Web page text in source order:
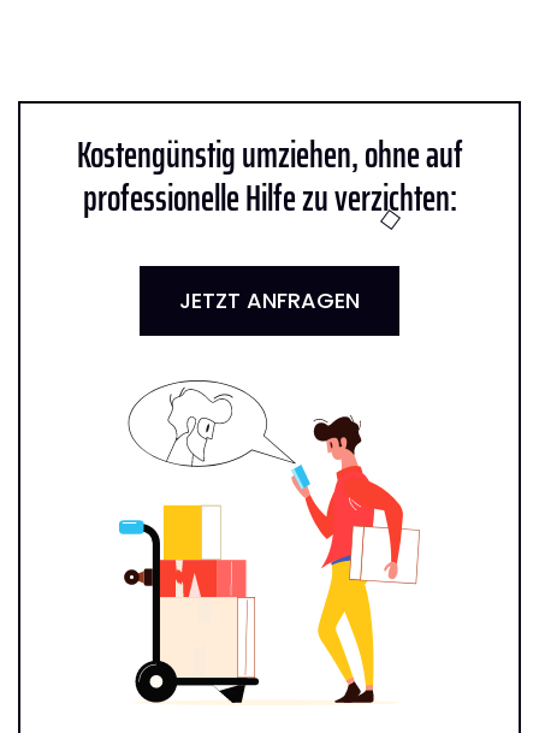
Kostengünstig umziehen, ohne auf
professionelle Hilfe zu verzichten:
JETZT ANFRAGEN